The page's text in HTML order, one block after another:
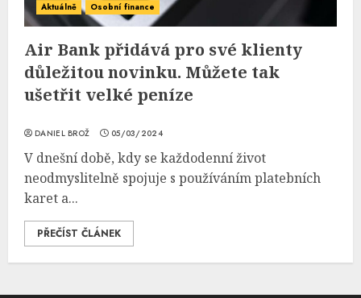
Aktuálně Osobní finance
Air Bank přidává pro své klienty
důležitou novinku. Můžete tak
ušetřit velké peníze
DANIEL BROŽ 05/03/2024
V dnešní době, kdy se každodenní život
neodmyslitelně spojuje s používáním platebních
karet a...
PŘEČÍST ČLÁNEK